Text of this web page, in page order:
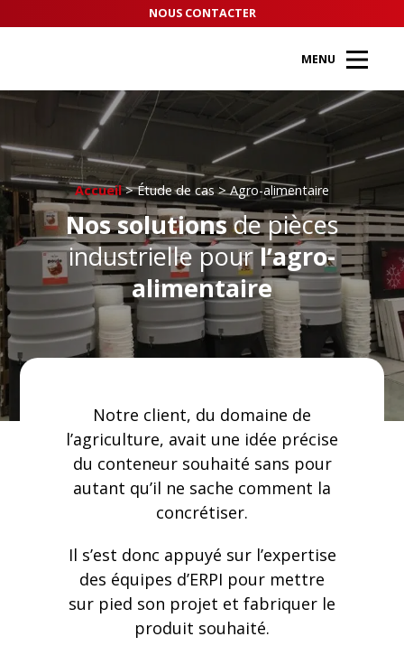
NOUS CONTACTER
MENU
ÉTUDE DE CAS
Accueil> Étude de cas > Agro-alimentaire
Nos solutionsde pièces
industrielle pourl’agro-
alimentaire
Notre client, du domaine de
l’agriculture, avait une idée précise
du conteneur souhaité sans pour
autant qu’il ne sache comment la
concrétiser.
Il s’est donc appuyé sur l’expertise
des équipes d’ERPI pour mettre
sur pied son projet et fabriquer le
produit souhaité.
Panneau de gestion des cookies